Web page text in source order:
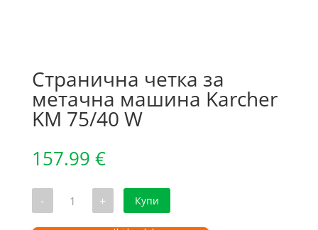
Странична четка за
метачна машина Karcher
KM 75/40 W
157.99 €
- количество
Странична
+ Купи